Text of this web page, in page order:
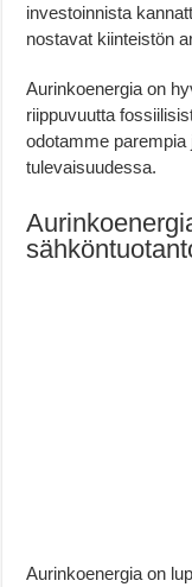
investoinnista
nostavat kiinteistön
Aurinkoenergia on
riippuvuutta
odotamme
tulevaisuudessa.
Aurinkoenergia on